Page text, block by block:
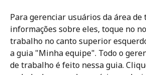
Para gerenciar usuários da área
informações sobre eles, toque no
trabalho no canto superior
a guia "Minha equipe". Todo o
de trabalho é feito nessa guia.